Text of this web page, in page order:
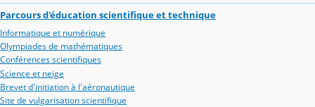
Parcours d'éducation scientifique et technique
Informatique et numérique
Olympiades de mathématiques
Conférences scientifiques
Science et neige
Brevet d'initiation à l'aéronautique
Site de vulgarisation scientifique